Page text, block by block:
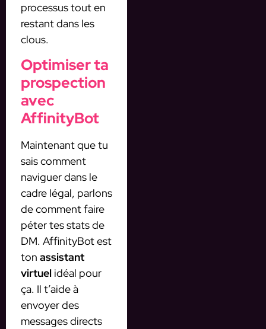
processus tout en
restant dans les
clous.
Optimiser ta
prospection
avec
AffinityBot
Maintenant que tu
sais comment
naviguer dans le
cadre légal, parlons
de comment faire
péter tes stats de
DM. AffinityBot est
ton assistant
virtuel idéal pour
ça. Il t’aide à
envoyer des
messages directs